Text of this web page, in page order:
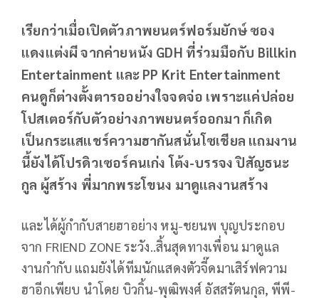
เรียกว่าเมื่อเปิดตัวภาพยนตร์ฟอร์มยักษ์ ซอง
แดงแต่งผี จากค่ายหนัง GDH ที่ร่วมมือกับ Billkin
Entertainment และ PP Krit Entertainment
คนดูก็ต่างตั้งตารออย่างใจจดจ่อ เพราะแค่ปล่อย
โปสเตอร์กับตัวอย่างภาพยนตร์ออกมา ก็เกิด
เป็นกระแสแชร์ความฮากันสนั่นโซเชียล แถมงาน
นี้ยังได้โปรดิวเซอร์คนเก่ง โต้ง-บรรจง ปิสัญธนะ
กูล ผู้สร้าง พี่มากพระโขนง มาดูแลงานสร้าง
และได้ผู้กำกับสายฮาอย่าง หมู-ชยนพ บุญประกอบ
จาก FRIEND ZONE ระวัง..สิ้นสุดทางเพื่อน มาดูแล
งานกำกับ แถมยังได้ทีมนักแสดงตัวจี๊ดมาเสิร์ฟความ
ฮาอีกเพียบ นำโดย บิวกิ้น-พุฒิพงศ์ อัสสรัตนกุล, พีพี-